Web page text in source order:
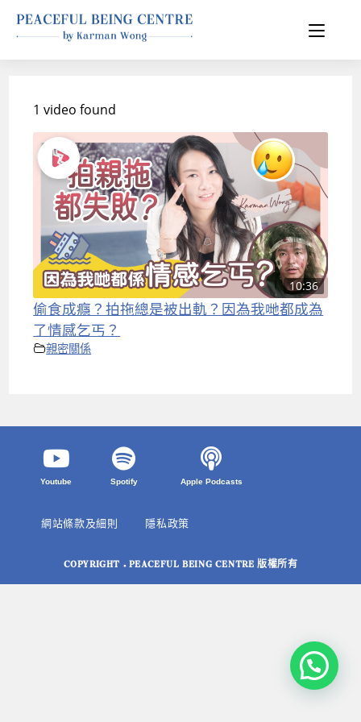
1 video found
10:36
偷食成癮？拍拖總是被出軌？因為我哋都成為
了情感乞丐？
親密關係
Youtube Spotify Apple Podcasts
網站條款及細則 隱私政策
COPYRIGHT © PEACEFUL BEING CENTRE 版權所有